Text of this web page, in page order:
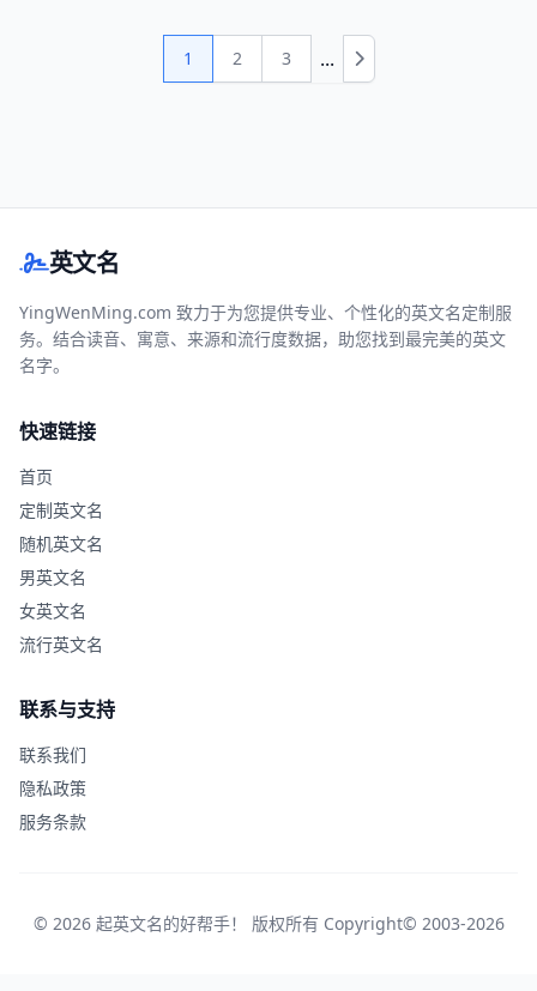
1 2 3 ... 下一页
英文名
YingWenMing.com 致力于为您提供专业、个性化的英文名定制服
务。结合读音、寓意、来源和流行度数据，助您找到最完美的英文
名字。
快速链接
首页
定制英文名
随机英文名
男英文名
女英文名
流行英文名
联系与支持
联系我们
隐私政策
服务条款
© 2026 起英文名的好帮手！ 版权所有 Copyright© 2003-2026